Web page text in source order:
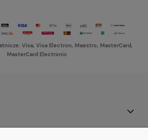
Visa, Visa Electron, Maestro, MasterCard,
MasterCard Electronic